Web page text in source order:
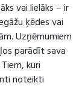
vai lielāks – ir
ķēdes vai
Uzņēmumiem
parādīt sava
kuri
noteikti